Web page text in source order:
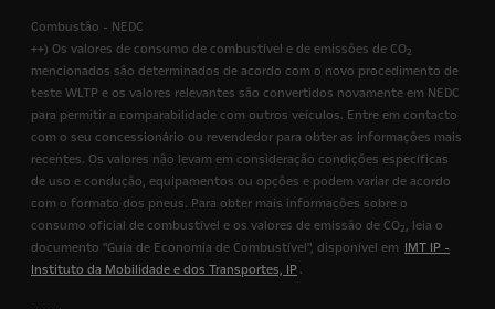
Combustão - NEDC
++) Os valores de consumo de combustível e de emissões de CO2
mencionados são determinados de acordo com o novo procedimento de
teste WLTP e os valores relevantes são convertidos novamente em NEDC
para permitir a comparabilidade com outros veículos. Entre em contacto
com o seu concessionário ou revendedor para obter as informações mais
recentes. Os valores não levam em consideração condições específicas
de uso e condução, equipamentos ou opções e podem variar de acordo
com o formato dos pneus. Para obter mais informações sobre o
consumo oficial de combustível e os valores de emissão de CO2, leia o
documento "Guia de Economia de Combustível", disponível em IMT IP -
Instituto da Mobilidade e dos Transportes, IP .